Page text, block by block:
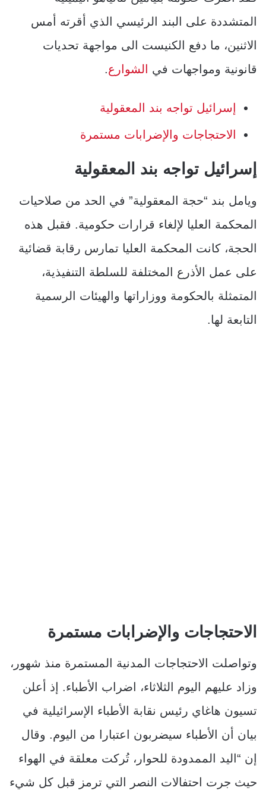
المتشددة على البند الرئيسي الذي أقرته أمس
الاثنين، ما دفع الكنيست الى مواجهة تحديات
قانونية ومواجهات في
الشوارع.
إسرائيل تواجه بند المعقولية
الاحتجاجات والإضرابات مستمرة
إسرائيل تواجه بند المعقولية
ويامل بند “حجة المعقولية” في الحد من صلاحيات
المحكمة العليا لإلغاء قرارات حكومية. فقبل هذه
الحجة، كانت المحكمة العليا تمارس رقابة قضائية
على عمل الأذرع المختلفة للسلطة التنفيذية،
المتمثلة بالحكومة ووزاراتها والهيئات الرسمية
التابعة لها.
الاحتجاجات والإضرابات مستمرة
وتواصلت الاحتجاجات المدنية المستمرة منذ شهور،
وزاد عليهم اليوم الثلاثاء، اضراب الأطباء. إذ أعلن
تسيون هاغاي رئيس نقابة الأطباء الإسرائيلية في
بيان أن الأطباء سيضربون اعتبارا من اليوم. وقال
إن “اليد الممدودة للحوار، تُركت معلقة في الهواء
حيث جرت احتفالات النصر التي ترمز قبل كل شيء